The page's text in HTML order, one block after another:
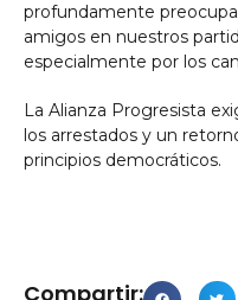
profundamente
amigos en nuestros
especialmente por los
La Alianza Progresista
los arrestados y un
principios democráticos.
Compartir: